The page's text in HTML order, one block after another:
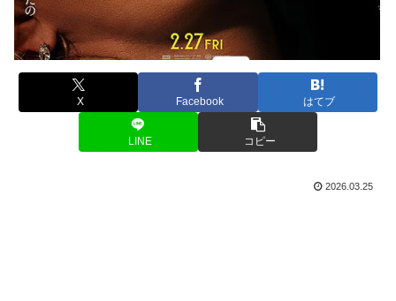
X Facebook はてブ
LINE コピー
2026.03.25